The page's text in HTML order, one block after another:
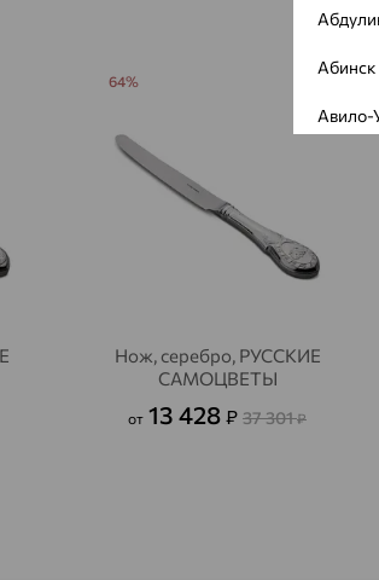
Нож, серебро, РУССКИЕ
САМОЦВЕТЫ
от 13 428 ₽ 37 301₽
64%
Абинск
Авило-
Агидель
Агрыз